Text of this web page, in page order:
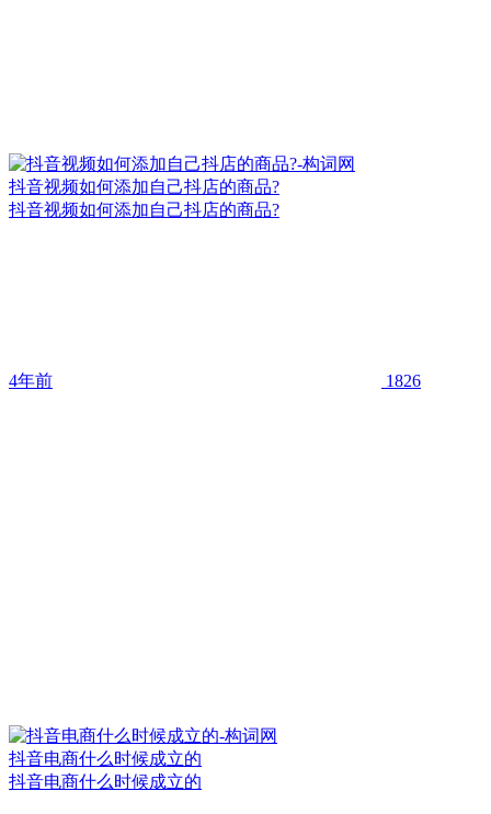
抖音视频如何添加自己抖店的商品?
抖音视频如何添加自己抖店的商品?
4年前 1826
抖音电商什么时候成立的
抖音电商什么时候成立的